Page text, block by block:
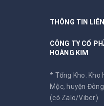
THÔNG TIN
CÔNG TY CỔ
HOÀNG KIM
* Tổng Kho: Kho
Mộc, huyện
(có Zalo/Viber)